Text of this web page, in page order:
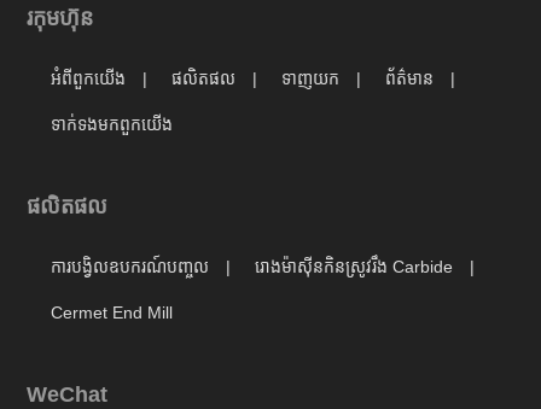
រកុមហ៊ុន
អំពីពួកយើង ផលិតផល ទាញយក ព័ត៌មាន
ទាក់ទង​មក​ពួក​យើង
ផលិតផល
ការបង្វិលឧបករណ៍បញ្ចូល រោងម៉ាស៊ីនកិនស្រូវរឹង Carbide
Cermet End Mill
WeChat